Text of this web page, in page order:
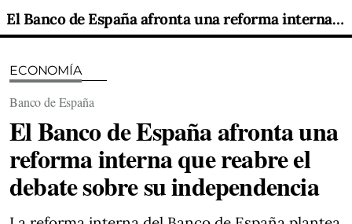
El Banco de España afronta una reforma interna que reabre el debate sobre su independencia
ECONOMÍA
Banco de España
El Banco de España afronta una
reforma interna que reabre el
debate sobre su independencia